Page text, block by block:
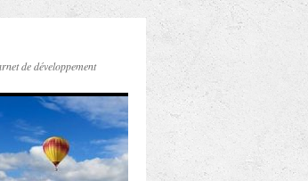
de développement